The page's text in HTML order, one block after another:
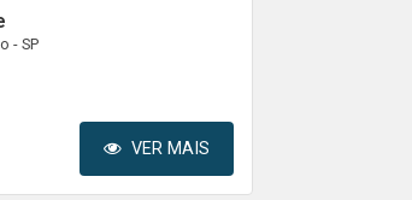
- SP
VER MAIS